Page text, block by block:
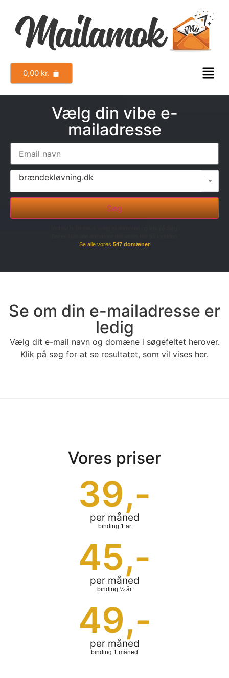
0,00 kr.
Vælg din vibe e-
mailadresse
brændekløvning.dk
Søg
Se alle vores 547 domæner
Se om din e-mailadresse er
ledig
Vælg dit e-mail navn og domæne i søgefeltet herover.
Klik på søg for at se resultatet, som vil vises her.
Vores priser
per måned
39,-
binding 1 år
per måned
45,-
binding ½ år
per måned
49,-
binding 1 måned